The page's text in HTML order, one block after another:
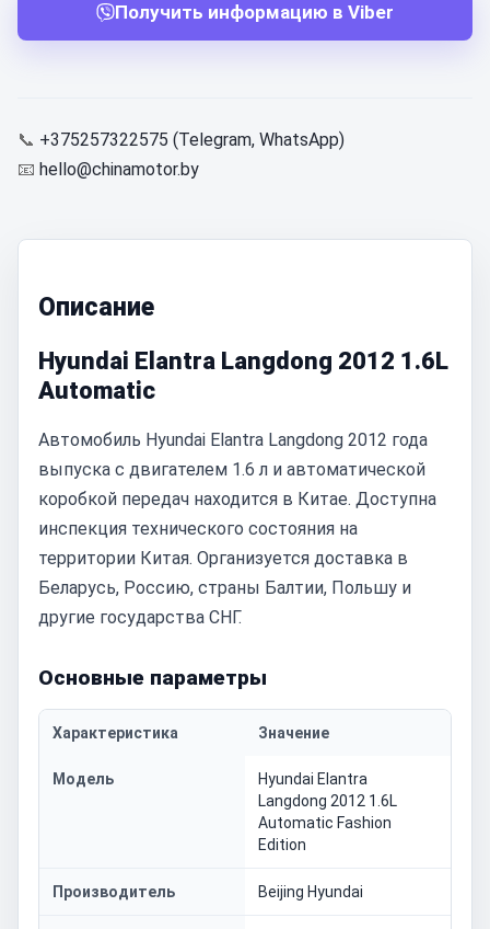
Получить информацию в Viber
📞 +375257322575 (Telegram, WhatsApp)
📧 hello@chinamotor.by
Описание
Hyundai Elantra Langdong 2012 1.6L
Automatic
Автомобиль Hyundai Elantra Langdong 2012 года
выпуска с двигателем 1.6 л и автоматической
коробкой передач находится в Китае. Доступна
инспекция технического состояния на
территории Китая. Организуется доставка в
Беларусь, Россию, страны Балтии, Польшу и
другие государства СНГ.
Основные параметры
Характеристика Значение
Модель
Hyundai Elantra
Langdong 2012 1.6L
Automatic Fashion
Edition
Производитель Beijing Hyundai